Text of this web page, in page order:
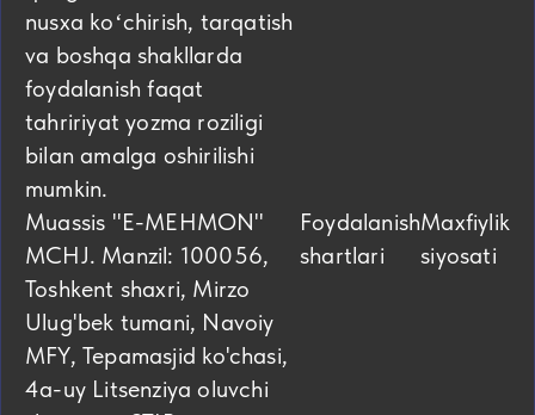
nusxa koʻchirish, tarqatish
va boshqa shakllarda
foydalanish faqat
tahririyat yozma roziligi
bilan amalga oshirilishi
mumkin.
Muassis "E-MEHMON"
MCHJ. Manzil: 100056,
Toshkent shaxri, Mirzo
Ulug'bek tumani, Navoiy
MFY, Tepamasjid ko'chasi,
4а-uy Litsenziya oluvchi
Foydalanish
shartlari
Maxfiylik
siyosati